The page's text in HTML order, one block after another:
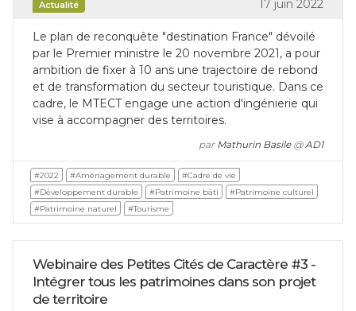
Actualité 17 juin 2022
Le plan de reconquête "destination France" dévoilé
par le Premier ministre le 20 novembre 2021, a pour
ambition de fixer à 10 ans une trajectoire de rebond
et de transformation du secteur touristique. Dans ce
cadre, le MTECT engage une action d'ingénierie qui
vise à accompagner des territoires.
parMathurin Basile @AD1
#2022 #Aménagement durable
#Cadre de vie
#Développement durable
#Patrimoine bâti
#Patrimoine culturel
#Patrimoine naturel
#Tourisme
Webinaire des Petites Cités de Caractère #3 -
Intégrer tous les patrimoines dans son projet
de territoire